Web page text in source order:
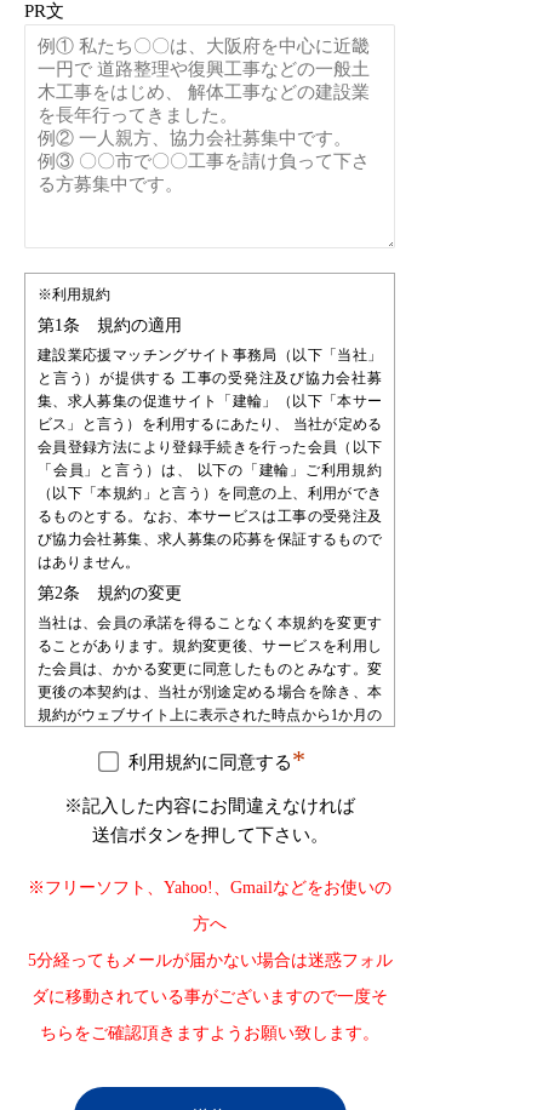
PR文
※利用規約
第1条 規約の適用
建設業応援マッチングサイト事務局（以下「当社」
と言う）が提供する 工事の受発注及び協力会社募
集、求人募集の促進サイト「建輪」（以下「本サー
ビス」と言う）を利用するにあたり、 当社が定める
会員登録方法により登録手続きを行った会員（以下
「会員」と言う）は、 以下の「建輪」ご利用規約
（以下「本規約」と言う）を同意の上、利用ができ
るものとする。なお、本サービスは工事の受発注及
び協力会社募集、求人募集の応募を保証するもので
はありません。
第2条 規約の変更
当社は、会員の承諾を得ることなく本規約を変更す
ることがあります。規約変更後、サービスを利用し
た会員は、かかる変更に同意したものとみなす。変
更後の本契約は、当社が別途定める場合を除き、本
規約がウェブサイト上に表示された時点から1か月の
の責任において、確認するものとします。会員は、
立てることはできないものとします。
第3条 会員登録
り申し込みを行うものとします。会員登録の申込み
を受け、必要な審査・手続等を経た後で会員として
承認します。会員は、登録の時点で本規約の内容を
承諾したものとみなします。
第4条 会員登録の不承認
当社は登録審査の結果、登録申込をした自然人・法
人・団体・組織等が以下の何れかに該当することが
登録を承認しない場合があります。また、承認後に
利用規約に同意する*
※記入した内容にお間違えなければ
送信ボタンを押して下さい。
※フリーソフト、Yahoo!、Gmailなどをお使いの
方へ
5分経ってもメールが届かない場合は迷惑フォル
ダに移動されている事がございますので一度そ
ちらをご確認頂きますようお願い致します。